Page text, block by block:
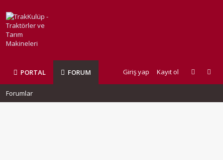
PORTAL FORUM Giriş yap Kayıt ol
Forumlar